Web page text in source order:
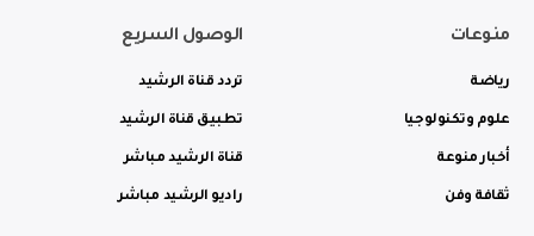
منوعات
رياضة
علوم وتكنولوجيا
أخبار منوعة
ثقافة وفن
الوصول السريع
تردد قناة الرشيد
تطبيق قناة الرشيد
قناة الرشيد مباشر
راديو الرشيد مباشر